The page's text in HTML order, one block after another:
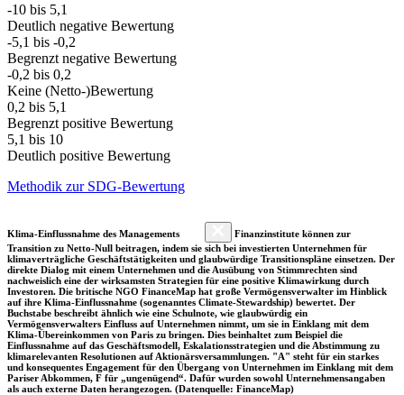
-10 bis 5,1
Deutlich negative Bewertung
-5,1 bis -0,2
Begrenzt negative Bewertung
-0,2 bis 0,2
Keine (Netto-)Bewertung
0,2 bis 5,1
Begrenzt positive Bewertung
5,1 bis 10
Deutlich positive Bewertung
Methodik zur SDG-Bewertung
Klima-Einflussnahme des Managements
Finanzinstitute können zur
Transition zu Netto-Null beitragen, indem sie sich bei investierten Unternehmen für
klimaverträgliche Geschäftstätigkeiten und glaubwürdige Transitionspläne einsetzen. Der
direkte Dialog mit einem Unternehmen und die Ausübung von Stimmrechten sind
nachweislich eine der wirksamsten Strategien für eine positive Klimawirkung durch
Investoren. Die britische NGO FinanceMap hat große Vermögensverwalter im Hinblick
auf ihre Klima-Einflussnahme (sogenanntes Climate-Stewardship) bewertet. Der
Buchstabe beschreibt ähnlich wie eine Schulnote, wie glaubwürdig ein
Vermögensverwalters Einfluss auf Unternehmen nimmt, um sie in Einklang mit dem
Klima-Übereinkommen von Paris zu bringen. Dies beinhaltet zum Beispiel die
Einflussnahme auf das Geschäftsmodell, Eskalationsstrategien und die Abstimmung zu
klimarelevanten Resolutionen auf Aktionärsversammlungen. "A" steht für ein starkes
und konsequentes Engagement für den Übergang von Unternehmen im Einklang mit dem
Pariser Abkommen, F für „ungenügend“. Dafür wurden sowohl Unternehmensangaben
als auch externe Daten herangezogen. (Datenquelle: FinanceMap)